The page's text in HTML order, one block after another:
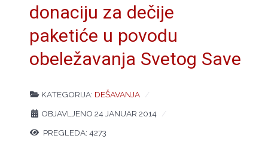
donaciju za dečije
paketiće u povodu
obeležavanja Svetog Save
KATEGORIJA: DEŠAVANJA
OBJAVLJENO 24 JANUAR 2014
PREGLEDA: 4273